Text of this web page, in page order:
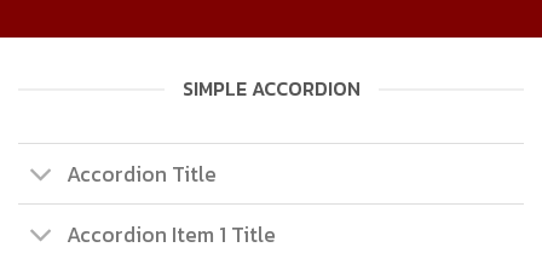
SIMPLE ACCORDION
Accordion Title
Accordion Item 1 Title